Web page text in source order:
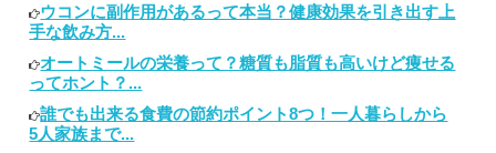
ウコンに副作用があるって本当？健康効果を引き出す上
手な飲み方...
オートミールの栄養って？糖質も脂質も高いけど痩せる
ってホント？...
誰でも出来る食費の節約ポイント8つ！一人暮らしから
5人家族まで...